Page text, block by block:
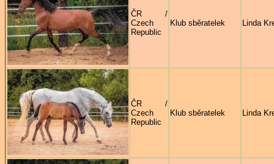
ČR /
Czech
Republic
Klub sběratelek Linda
ČR /
Czech
Republic
Klub sběratelek Linda